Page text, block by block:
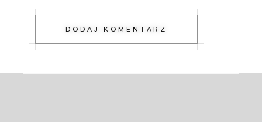
DODAJ KOMENTARZ